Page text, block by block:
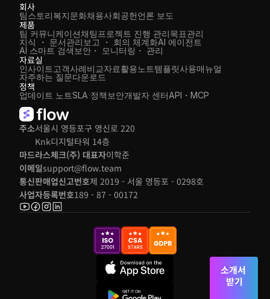
주소서울시 영등포구 영신로 220
Knk디지털타워 14층
마드라스체크(주) 대표자이학준
이메일support@flow.team
통신판매업신고번호제 2019 - 서울 영등포 - 0298호
사업자등록번호189 - 87 - 00172
회사
팀스토리복지문화채용사회공헌언론 보도
제품
팀 커뮤니케이션채팅 프로젝트 진행 관리목표관리
지식 ・ 문서관리 보고 ・ 회의 체계화
AI 스마트 검색
AI 에이전트
보안・ 모니터링・ 관리
자료실
인사이트 고객사례비교자료활용노트템플릿사용매뉴얼
자주하는 질문다운로드
정책
업데이트 노트SLA 정책 보안개발자 센터API・MCP
소개서
받기